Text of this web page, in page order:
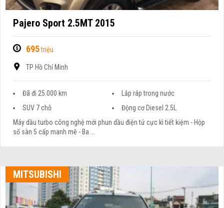
Pajero Sport 2.5MT 2015
695triệu
TP Hồ Chí Minh
Đã đi 25.000 km
Lắp ráp trong nước
SUV 7 chỗ
Động cơ Diesel 2.5L
Máy dầu turbo công nghệ mới phun dầu điện tử cực kì tiết kiệm - Hộp
số sàn 5 cấp manh mẽ - Ba ...
MITSUBISHI